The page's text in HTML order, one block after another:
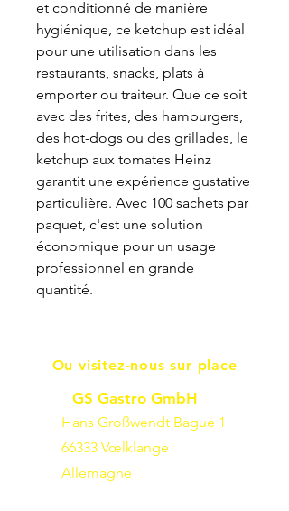
et conditionné de manière
hygiénique, ce ketchup est idéal
pour une utilisation dans les
restaurants, snacks, plats à
emporter ou traiteur. Que ce soit
avec des frites, des hamburgers,
des hot-dogs ou des grillades, le
ketchup aux tomates Heinz
garantit une expérience gustative
particulière. Avec 100 sachets par
paquet, c'est une solution
économique pour un usage
professionnel en grande
quantité.
Ou visitez-nous sur place
GS Gastro GmbH
Hans Großwendt Bague 1
66333 Vœlklange
Allemagne